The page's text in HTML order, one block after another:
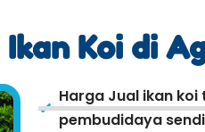
Koi di
Harga Jual ikan
pembudidaya